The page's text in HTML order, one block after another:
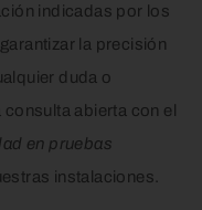
indicadas por los
la precisión
duda o
abierta con el
en pruebas
instalaciones.